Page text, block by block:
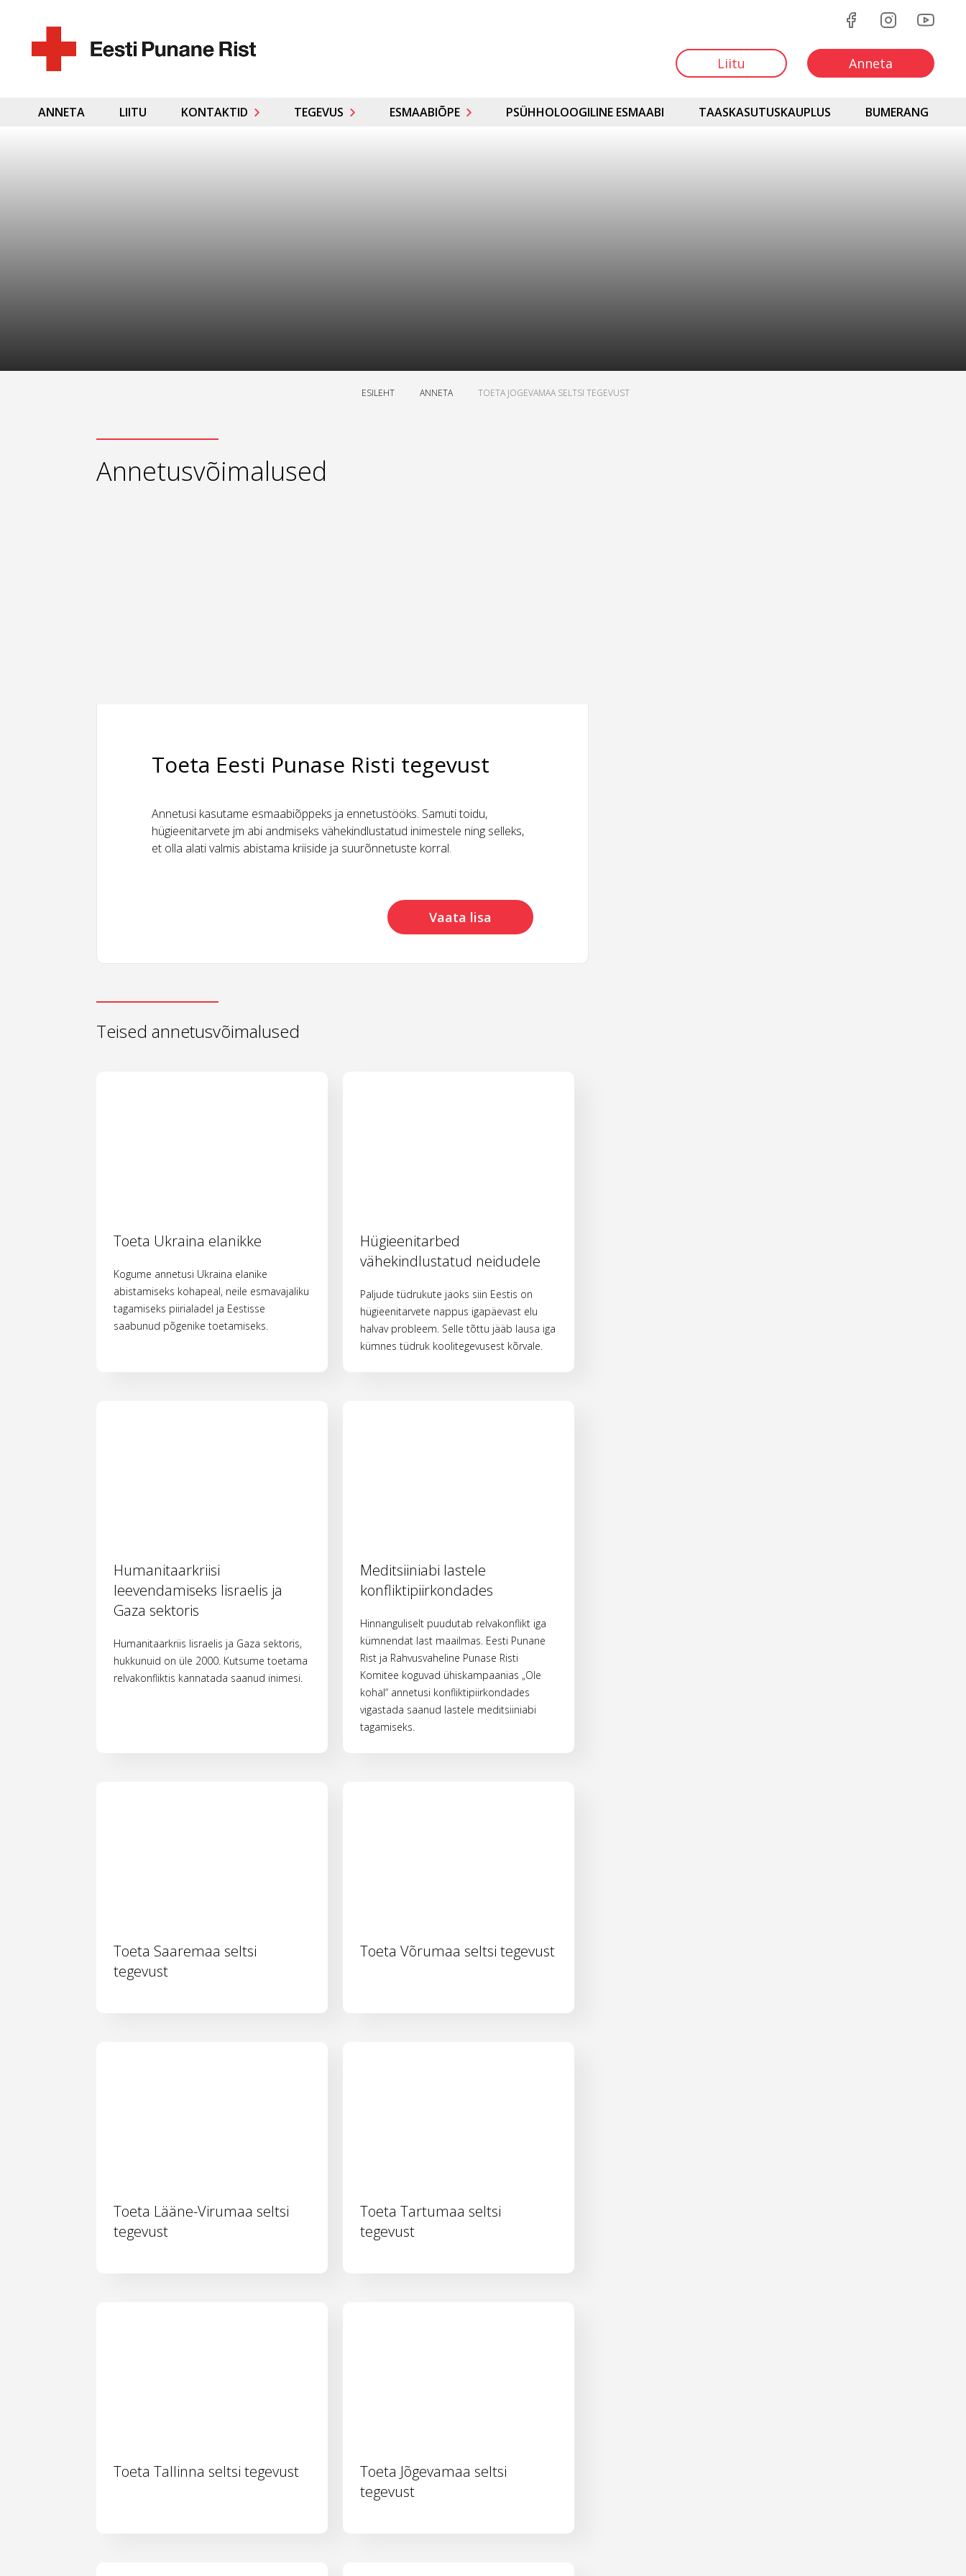
Liitu Anneta
ANNETA LIITU KONTAKTID TEGEVUS ESMAABIÕPE PSÜHHOLOOGILINE ESMAABI TAASKASUTUSKAUPLUS BUMERANG
ESILEHT ANNETA TOETA JOGEVAMAA SELTSI TEGEVUST
Annetusvõimalused
Toeta Eesti Punase Risti tegevust
Annetusi kasutame esmaabiõppeks ja ennetustööks. Samuti toidu,
hügieenitarvete jm abi andmiseks vähekindlustatud inimestele ning selleks,
et olla alati valmis abistama kriiside ja suurõnnetuste korral.
Vaata lisa
Teised annetusvõimalused
Toeta Ukraina elanikke
Kogume annetusi Ukraina elanike
abistamiseks kohapeal, neile esmavajaliku
tagamiseks piirialadel ja Eestisse
saabunud põgenike toetamiseks.
Hügieenitarbed
vähekindlustatud neidudele
Paljude tüdrukute jaoks siin Eestis on
hügieenitarvete nappus igapäevast elu
halvav probleem. Selle tõttu jääb lausa iga
kümnes tüdruk koolitegevusest kõrvale.
Humanitaarkriisi
leevendamiseks Iisraelis ja
Gaza sektoris
Humanitaarkriis Iisraelis ja Gaza sektoris,
hukkunuid on üle 2000. Kutsume toetama
relvakonfliktis kannatada saanud inimesi.
Meditsiiniabi lastele
konfliktipiirkondades
Hinnanguliselt puudutab relvakonflikt iga
kümnendat last maailmas. Eesti Punane
Rist ja Rahvusvaheline Punase Risti
Komitee koguvad ühiskampaanias „Ole
kohal“ annetusi konfliktipiirkondades
vigastada saanud lastele meditsiiniabi
tagamiseks.
Toeta Saaremaa seltsi
tegevust
Toeta Võrumaa seltsi tegevust
Toeta Lääne-Virumaa seltsi
tegevust
Toeta Tartumaa seltsi
tegevust
Toeta Tallinna seltsi tegevust
Toeta Jõgevamaa seltsi
tegevust